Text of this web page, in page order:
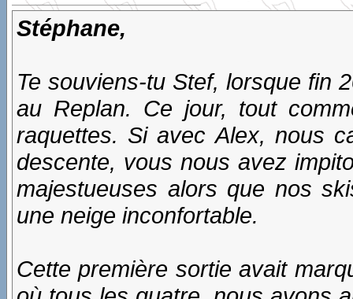
Stéphane,
Te souviens-tu Stef, lorsque fin
au Replan. Ce jour, tout
raquettes. Si avec Alex, nous
descente, vous nous avez
majestueuses alors que nos
une neige inconfortable.
Cette première sortie avait